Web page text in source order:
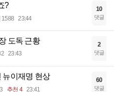
?
1588 23:44
10
댓글
도독 근황
23:43
2
댓글
뉴이재명 현상
추천 4 23:41
60
댓글